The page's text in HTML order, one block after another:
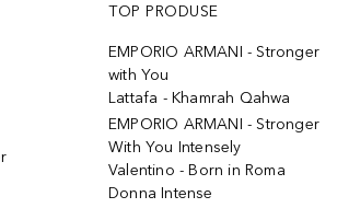
TOP PRODUSE
EMPORIO ARMANI - Stronger
with You
Lattafa - Khamrah Qahwa
EMPORIO ARMANI - Stronger
With You Intensely
Valentino - Born in Roma
Donna Intense